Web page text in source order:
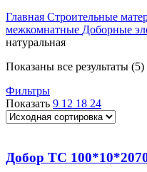
Главная Строительные
межкомнатные Доборные
натуральная
Показаны все результаты (5)
Фильтры
Показать 9 12 18 24
Добор ТС